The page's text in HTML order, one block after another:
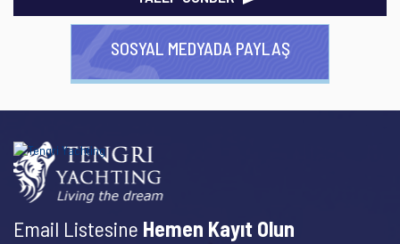
SOSYAL MEDYADA PAYLAŞ
Email Listesine Hemen Kayıt Olun